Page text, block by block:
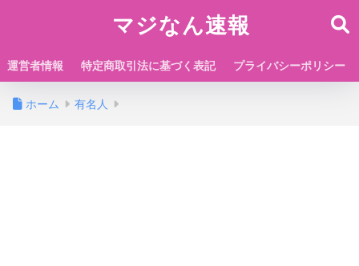
マジなん速報
運営者情報 特定商取引法に基づく表記 プライバシーポリシー
ホーム 有名人